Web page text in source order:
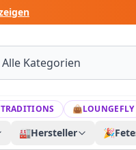
👜LOUNGEFLY
🏭Hersteller 🎉